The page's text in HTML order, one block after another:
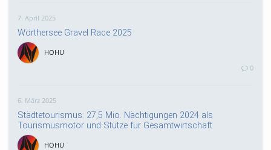
7. April 2025
Wörthersee Gravel Race 2025
HOHU
0
6. März 2025
Städtetourismus: 27,5 Mio. Nächtigungen 2024 als
Tourismusmotor und Stütze für Gesamtwirtschaft
HOHU